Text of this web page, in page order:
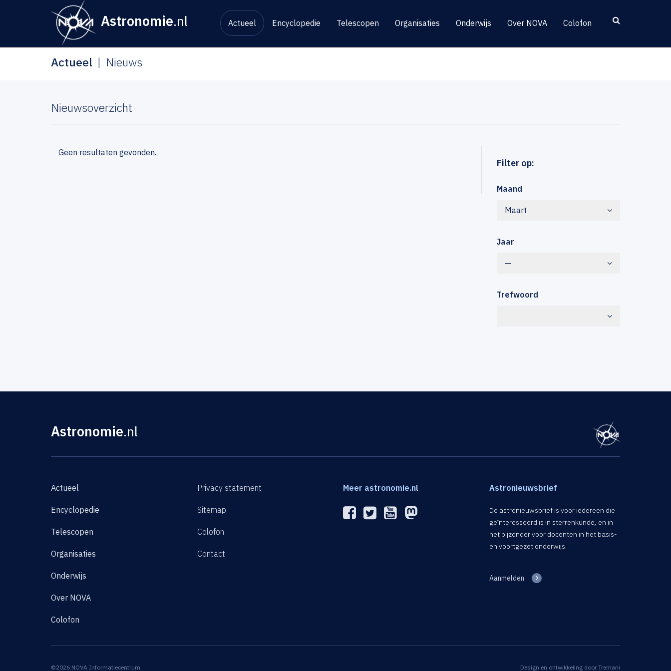
Astronomie.nl Actueel Encyclopedie Telescopen Organisaties Onderwijs Over NOVA Colofon
Actueel Nieuws
Nieuwsoverzicht
Filter op:
Maand
Maart
Jaar
—
Trefwoord
Geen resultaten gevonden.
Astronomie.nl
Actueel
Encyclopedie
Telescopen
Organisaties
Onderwijs
Over NOVA
Colofon
Privacy statement
Sitemap
Colofon
Contact
Meer astronomie.nl Astronieuwsbrief
De astronieuwsbrief is voor iedereen die
geïnteresseerd is in sterrenkunde, en in
het bijzonder voor docenten in het basis-
en voortgezet onderwijs.
Aanmelden
©2026 NOVA Informatiecentrum Design en ontwikkeling door Tremani